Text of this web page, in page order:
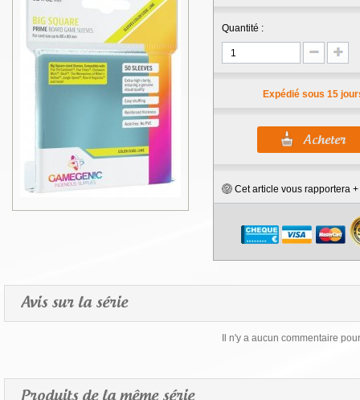
Quantité :
Expédié sous 15
Cet article vous rapportera +
Avis sur la série
Il n'y a aucun commentaire
Produits de la même série